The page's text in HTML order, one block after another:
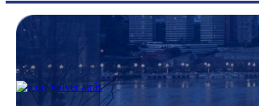
Volver atrás